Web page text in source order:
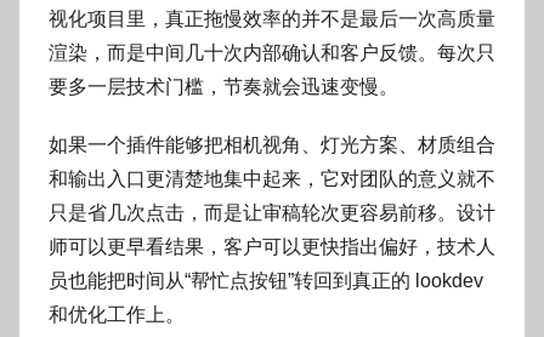
视化项目里，真正拖慢效率的并不是最后一次高质量
渲染，而是中间几十次内部确认和客户反馈。每次只
要多一层技术门槛，节奏就会迅速变慢。
如果一个插件能够把相机视角、灯光方案、材质组合
和输出入口更清楚地集中起来，它对团队的意义就不
只是省几次点击，而是让审稿轮次更容易前移。设计
师可以更早看结果，客户可以更快指出偏好，技术人
员也能把时间从“帮忙点按钮”转回到真正的 lookdev
和优化工作上。